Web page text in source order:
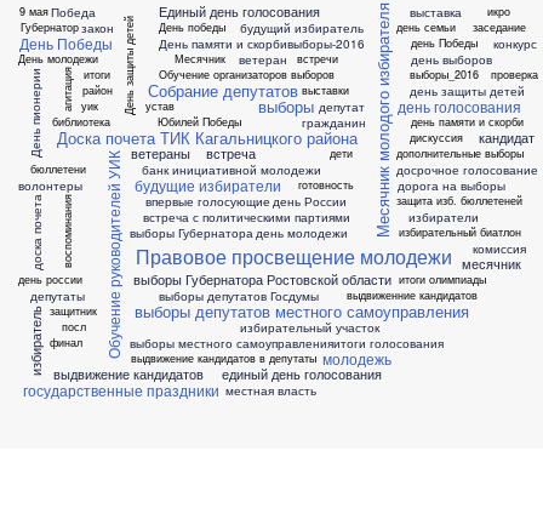
9 мая
Губернатор
День Победы День защиты детей
День молодежи
День памяти и скорби
День пионерии
День победы
Доска почета ТИК Кагальницкого района
Единый день голосования
Месячник Месячник молодого избирателя
Обучение организаторов выборов
Обучение руководителей УИК
Победа
Правовое просвещение молодежи
Собрание депутатов
Юбилей Победы
агитация
банк инициативной молодежи
библиотека
будущие избиратели
будущий избиратель
бюллетени
ветеран
ветераны
волонтеры
воспоминания впервые голосующие
встреча
встреча с политическими партиями
встречи
выборы
выборы Губернатора
выборы Губернатора Ростовской области
выборы депутатов Госдумы
выборы депутатов местного самоуправления
выборы местного самоуправления
выборы-2016
выборы_2016
выдвижение кандидатов
выдвижение кандидатов в депутаты
выдвиженние кандидатов
выставка
выставки
государственные праздники
готовность
гражданин
день семьи
день Победы
день России
день выборов
день голосования
день защиты детей
день молодежи
день памяти и скорби
день россии
депутат
депутаты
дети
дискуссия
дополнительные выборы
дорога на выборы
доска почета
досрочное голосование
единый день голосования
закон заседание
защита изб. бюллетеней
защитник
избиратели
избиратель
избирательный биатлон
избирательный участок
икро
итоги
итоги олимпиады
итоги голосования
кандидат
комиссия
конкурс
местная власть
месячник
молодежь
посл
проверка
район
уик
устав
финал